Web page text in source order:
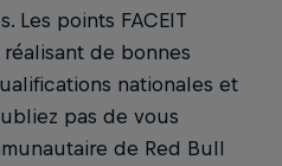
Les points FACEIT
de bonnes
nationales et
pas de vous
de Red Bull